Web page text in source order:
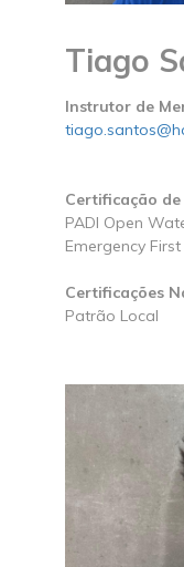
Tiago
Instrutor de
Certificação
PADI Open
Emergency
Certificações
Patrão Local